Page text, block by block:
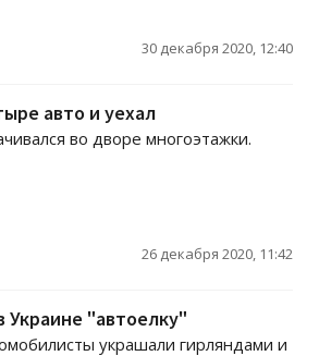
30 декабря 2020, 12:40
авто и уехал
во дворе многоэтажки.
26 декабря 2020, 11:42
"автоелку"
украшали гирляндами и